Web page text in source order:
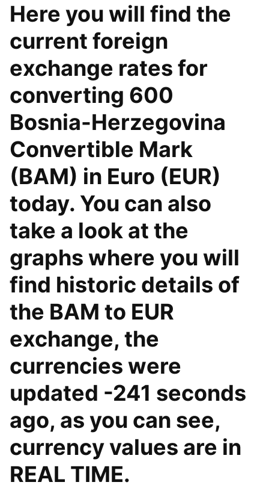
Here you will find the
current foreign
exchange rates for
converting 600
Bosnia-Herzegovina
Convertible Mark
(BAM) in Euro (EUR)
today. You can also
take a look at the
graphs where you will
find historic details of
the BAM to EUR
exchange, the
currencies were
updated -241 seconds
ago, as you can see,
currency values are in
REAL TIME.